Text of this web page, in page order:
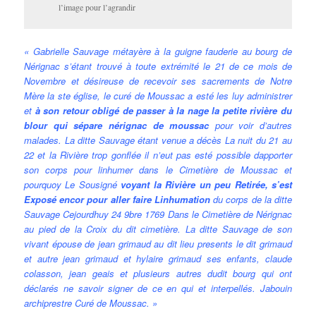
l’image pour l’agrandir
« Gabrielle Sauvage métayère à la guigne fauderie au bourg de
Nérignac s’étant trouvé à toute extrémité le 21 de ce mois de
Novembre et désireuse de recevoir ses sacrements de Notre
Mère la ste église, le curé de Moussac a esté les luy administrer
et à son retour obligé de passer à la nage la petite rivière du
blour qui sépare nérignac de moussacpour voir d’autres
malades. La ditte Sauvage étant venue a décès La nuit du 21 au
22 et la Rivière trop gonflée il n’eut pas esté possible dapporter
son corps pour linhumer dans le Cimetière de Moussac et
pourquoy Le Sousigné voyant la Rivière un peu Retirée, s’est
Exposé encor pour aller faire Linhumation du corps de la ditte
Sauvage Cejourdhuy 24 9bre 1769 Dans le Cimetière de Nérignac
au pied de la Croix du dit cimetière. La ditte Sauvage de son
vivant épouse de jean grimaud au dit lieu presents le dit grimaud
et autre jean grimaud et hylaire grimaud ses enfants, claude
colasson, jean geais et plusieurs autres dudit bourg qui ont
déclarés ne savoir signer de ce en qui et interpellés. Jabouin
archiprestre Curé de Moussac. »